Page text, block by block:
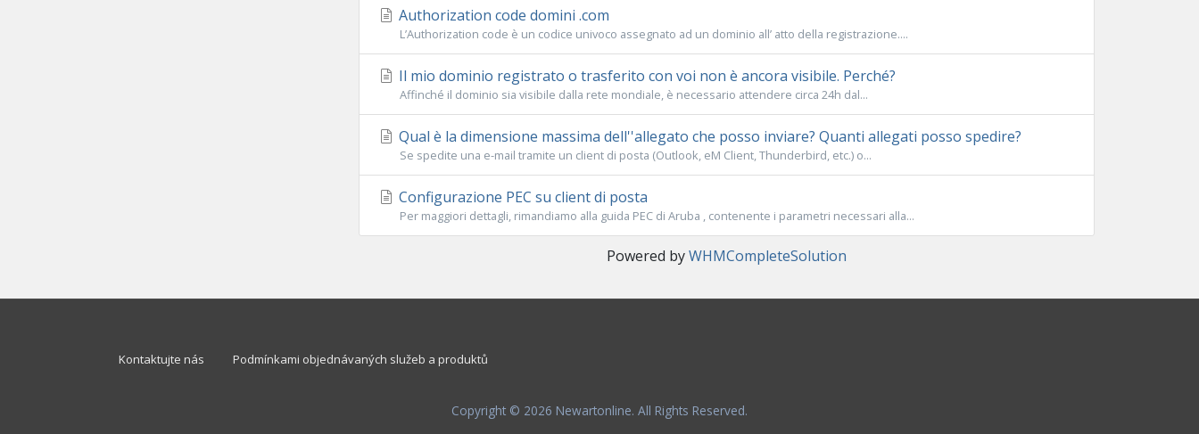
Authorization code domini .com
L’Authorization code è un codice univoco assegnato ad un dominio all’ atto della registrazione....
Il mio dominio registrato o trasferito con voi non è ancora visibile. Perché?
Affinché il dominio sia visibile dalla rete mondiale, è necessario attendere circa 24h dal...
Qual è la dimensione massima dell''allegato che posso inviare? Quanti allegati posso spedire?
Se spedite una e-mail tramite un client di posta (Outlook, eM Client, Thunderbird, etc.) o...
Configurazione PEC su client di posta
Per maggiori dettagli, rimandiamo alla guida PEC di Aruba , contenente i parametri necessari alla...
Powered byWHMCompleteSolution
Kontaktujte nás Podmínkami objednávaných služeb a produktů
Copyright © 2026 Newartonline. All Rights Reserved.